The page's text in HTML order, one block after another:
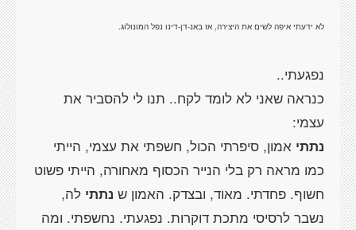
לא ידעתי איפה לשים את היצירה, אז באנ-דן-דינו נפל המונולוג.
כנראה שאני לא לומד לקח.. תנו לי להסביר את
עצמי:
נתתי אמון, סיפרתי הכול, חשפתי את עצמי, הייתי
כמו מראה רק בלי הנייר הכסוף מאחורה, הייתי פשוט
חשוף. פחדתי. מאוד, ובצדק. האמון ש נתתי לה,
נשבר לרסיסי מתכת דוקרות. נפגעתי. נחשפתי. ומה